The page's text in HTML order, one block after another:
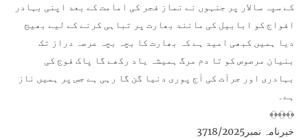
کے سپہ سالار پر جنہوں نے نماز فجر کی امامت کے بعد اپنی بہادر
افواج کو ابابیل کی مانند بھارت پر تباہی کرنے کے لیے بھیج
دیا ہمیں کبھی امید ہے کہ بھارت کا بچہ بچہ عرصہ دراز تک
بنیان مرصوص کو تا دم مرگ ہمیشہ یاد رکھے گا پاک فوج کی
بہادری اور جرآت کی آج پوری دنیا گن گا رہی ہے جس پر ہمیں ناز
ہے۔
﴾﴿﴾﴿﴾﴿
خبرنامہ نمبر3718/2025